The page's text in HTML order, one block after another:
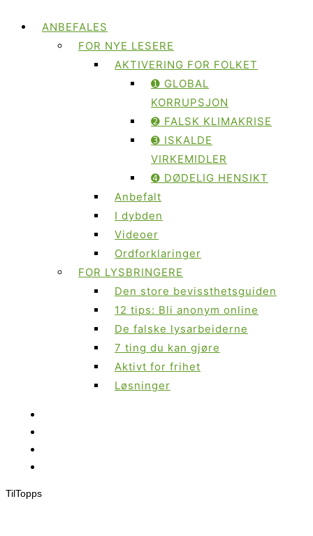
ANBEFALES
FOR NYE LESERE
AKTIVERING FOR FOLKET
➊ GLOBAL
KORRUPSJON
➋ FALSK KLIMAKRISE
➌ ISKALDE
VIRKEMIDLER
➍ DØDELIG HENSIKT
Anbefalt
I dybden
Videoer
Ordforklaringer
FOR LYSBRINGERE
Den store bevissthetsguiden
12 tips: Bli anonym online
De falske lysarbeiderne
7 ting du kan gjøre
Aktivt for frihet
Løsninger
TilTopps